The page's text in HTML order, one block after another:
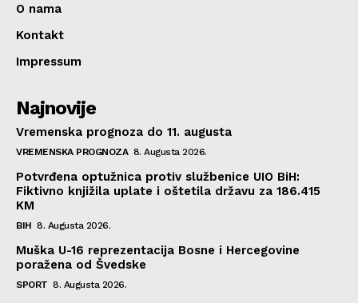
O nama
Kontakt
Impressum
Najnovije
Vremenska prognoza do 11. augusta
VREMENSKA PROGNOZA 8. Augusta 2026.
Potvrđena optužnica protiv službenice UIO BiH:
Fiktivno knjižila uplate i oštetila državu za 186.415
KM
BIH 8. Augusta 2026.
Muška U-16 reprezentacija Bosne i Hercegovine
poražena od Švedske
SPORT 8. Augusta 2026.